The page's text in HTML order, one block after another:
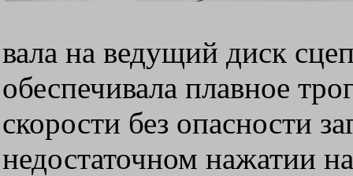
вала на ведущий диск
обеспечивала плавное
скорости без опасности
недостаточном нажатии